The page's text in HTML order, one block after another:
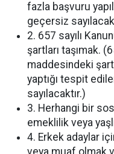
fazla başvuru
geçersiz
2. 657 sayılı
şartları taşımak.
maddesindeki
yaptığı tespit
sayılacaktır.)
3. Herhangi bir
emeklilik veya
4. Erkek adaylar
veya muaf olmak